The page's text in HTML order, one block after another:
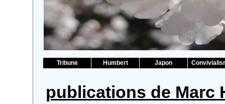
Tribune Humbert Japon
publications de Marc